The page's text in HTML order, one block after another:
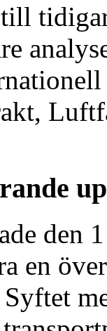
den
en